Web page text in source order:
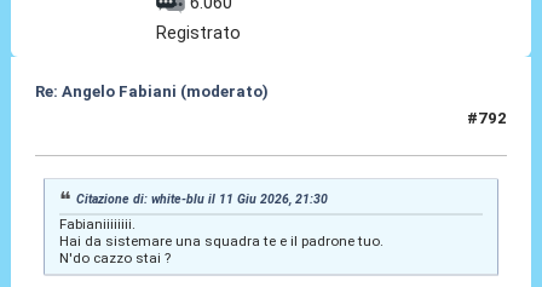
Registrato
Re: Angelo Fabiani (moderato)
#792
Citazione di: white-blu il 11 Giu 2026, 21:30
Fabianiiiiiiii.
Hai da sistemare una squadra te e il padrone tuo.
N'do cazzo stai ?